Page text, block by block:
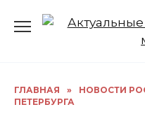
ГЛАВНАЯ » НОВОСТИ
ПЕТЕРБУРГА